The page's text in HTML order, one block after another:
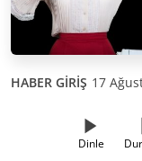
HABER GİRİŞ 17
Dinle